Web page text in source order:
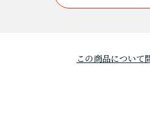
この商品について